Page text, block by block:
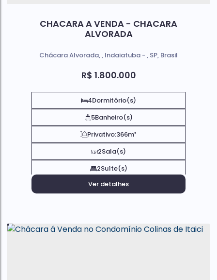
CHACARA A VENDA - CHACARA
ALVORADA
R$ 1.800.000
Chácara Alvorada , Indaiatuba , SP, Brasil
4Dormitório(s)
5Banheiro(s)
Privativo:366m²
2Sala(s)
2Suíte(s)
Ver detalhes